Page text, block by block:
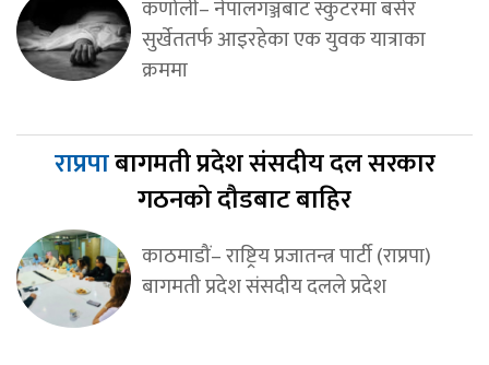
कर्णाली– नेपालगञ्जबाट स्कुटरमा बसेर
सुर्खेततर्फ आइरहेका एक युवक यात्राका
क्रममा
राप्रपाबागमती प्रदेश संसदीय दल सरकार
गठनको दौडबाट बाहिर
काठमाडौं– राष्ट्रिय प्रजातन्त्र पार्टी (राप्रपा)
बागमती प्रदेश संसदीय दलले प्रदेश